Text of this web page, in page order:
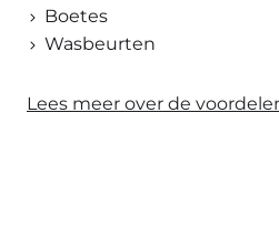
Boetes
Wasbeurten
Lees meer over de